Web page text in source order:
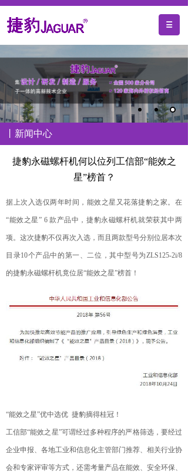
丨新闻中心
捷豹永磁螺杆机何以位列工信部“能效之
星”榜首？
据上次入选仅两年时间，能效之星又花落捷豹之家。在
“能效之星” 6 款产品中，捷豹永磁螺杆机就荣获其中两
项。这次捷豹不仅再次入选，而且两款型号分别位居本次
目录10个产品中的第一、二位，其中型号为ZLS125-2i/8
的捷豹永磁螺杆机竟位居“能效之星”榜首！
“能效之星”优中选优 捷豹摘得桂冠！
工信部“能效之星”可谓经过多种程序的严格筛选，要经过
企业申报、各地工业和信息化主管部门推荐、相关行业协
会和专家评审等方式，还需考量产品在能效、安全环保、